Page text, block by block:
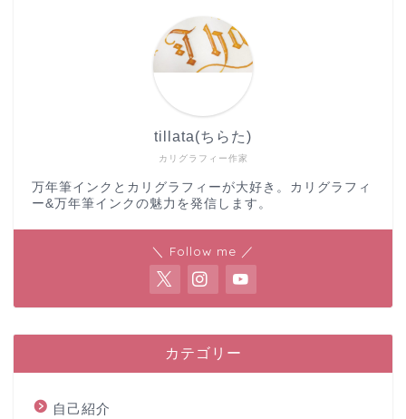
カリグラフィー作家
tillata(ちらた)
万年筆インクとカリグラフィーが大好き。カリグラフィ
ー&万年筆インクの魅力を発信します。
＼ Follow me ／
カテゴリー
自己紹介